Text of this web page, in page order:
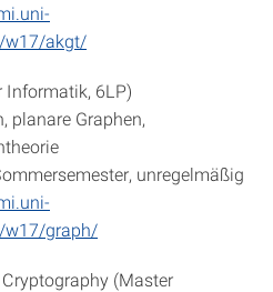
w17/akgt/
Informatik, 6LP)
planare Graphen,
unregelmäßig
w17/graph/
(Master